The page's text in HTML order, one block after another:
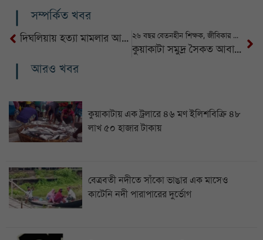
সম্পর্কিত খবর
দিঘলিয়ায় হত্যা মামলার আসামী গ্রেফতার, নগদ টাকাসহ বন্দুক উদ্ধার ২৬ বছর বেতনহীন শিক্ষক, জীবিকার তাগিদে ফুটপাতে সবজি বিক্রি
কুয়াকাটা সমুদ্র সৈকত আবারও মৃত ডলফিন
আরও খবর
কুয়াকাটায় এক ট্রলারে ৪৬ মণ ইলিশবিক্রি ৪৮
লাখ ৫০ হাজার টাকায়
বেত্রবতী নদীতে সাঁকো ভাঙার এক মাসেও
কাটেনি নদী পারাপারের দুর্ভোগ